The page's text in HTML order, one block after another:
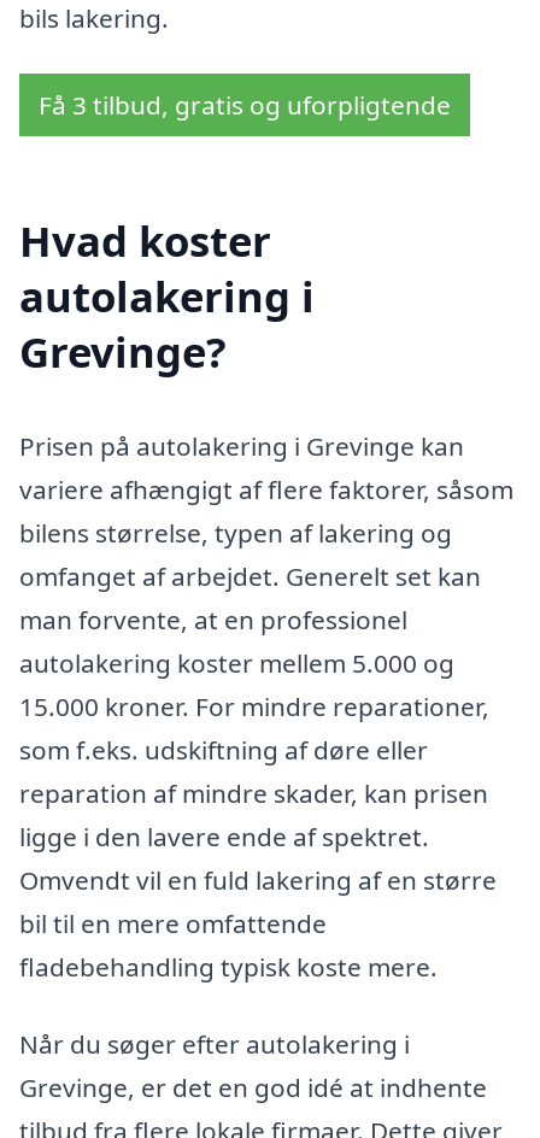
bils lakering.
Få 3 tilbud, gratis og uforpligtende
Hvad koster
autolakering i
Grevinge?
Prisen på autolakering i Grevinge kan
variere afhængigt af flere faktorer, såsom
bilens størrelse, typen af lakering og
omfanget af arbejdet. Generelt set kan
man forvente, at en professionel
autolakering koster mellem 5.000 og
15.000 kroner. For mindre reparationer,
som f.eks. udskiftning af døre eller
reparation af mindre skader, kan prisen
ligge i den lavere ende af spektret.
Omvendt vil en fuld lakering af en større
bil til en mere omfattende
fladebehandling typisk koste mere.
Når du søger efter autolakering i
Grevinge, er det en god idé at indhente
tilbud fra flere lokale firmaer. Dette giver